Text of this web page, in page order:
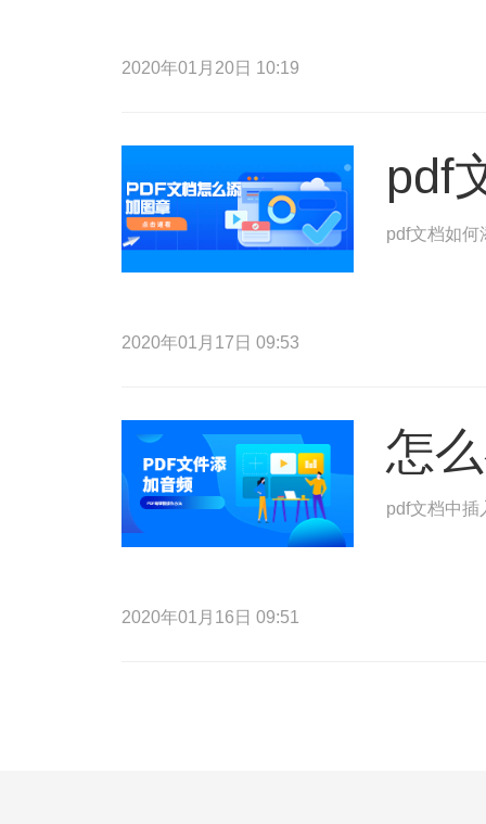
2020年01月20日 10:19
pdf
pdf文档如何
2020年01月17日 09:53
怎
pdf文档中插
2020年01月16日 09:51